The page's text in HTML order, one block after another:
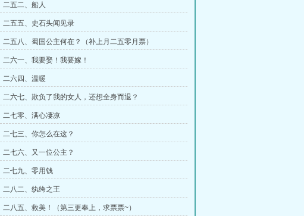
二五二、船人
二五五、史石头闻见录
二五八、蜀国公主何在？（补上月二五零月票）
二六一、我要娶！我要嫁！
二六四、温暖
二六七、欺负了我的女人，还想全身而退？
二七零、满心凄凉
二七三、你怎么在这？
二七六、又一位公主？
二七九、零用钱
二八二、纨绔之王
二八五、救美！（第三更奉上，求票票~）